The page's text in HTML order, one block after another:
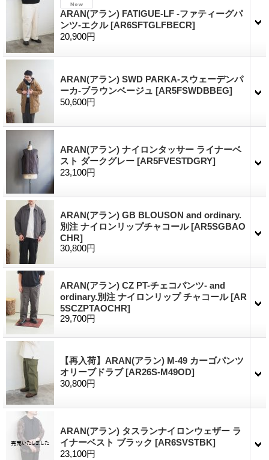
ARAN(アラン) FATIGUE-LF -ファティーグパ
ンツ-エクル[AR6SFTGLFBECR]
20,900円
ARAN(アラン) SWD PARKA-スウェーデンパ
ーカ-ブラウンベージュ [AR5FSWDBBEG]
50,600円
ARAN(アラン) ナイロンタッサー ライナーベ
スト ダークグレー [AR5FVESTDGRY]
23,100円
ARAN(アラン) GB BLOUSON and ordinary.
別注 ナイロンリップチャコール[AR5SGBAO
CHR]
30,800円
ARAN(アラン) CZ PT-チェコパンツ- and
ordinary.別注 ナイロンリップ チャコール[AR
5SCZPTAOCHR]
29,700円
【再入荷】ARAN(アラン) M-49 カーゴパンツ
オリーブドラブ[AR26S-M49OD]
30,800円
ARAN(アラン) タスランナイロンウェザー ラ
イナーベスト ブラック [AR6SVSTBK]
23,100円